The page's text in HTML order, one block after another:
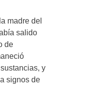
madre del
salido
de
y
signos de